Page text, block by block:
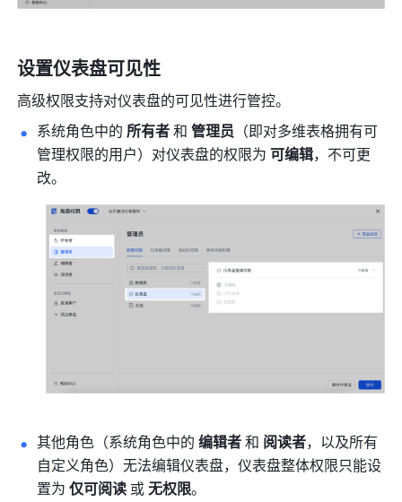
设置仪表盘可见性
高级权限支持对仪表盘的可见性进行管控。
系统角色中的 所有者 和 管理员 （即对多维表格拥有可
管理权限的用户）对仪表盘的权限为 可编辑，不可更
改。
其他角色（系统角色中的 编辑者 和 阅读者，以及所有
自定义角色）无法编辑仪表盘，仪表盘整体权限只能设
置为 仅可阅读 或 无权限。